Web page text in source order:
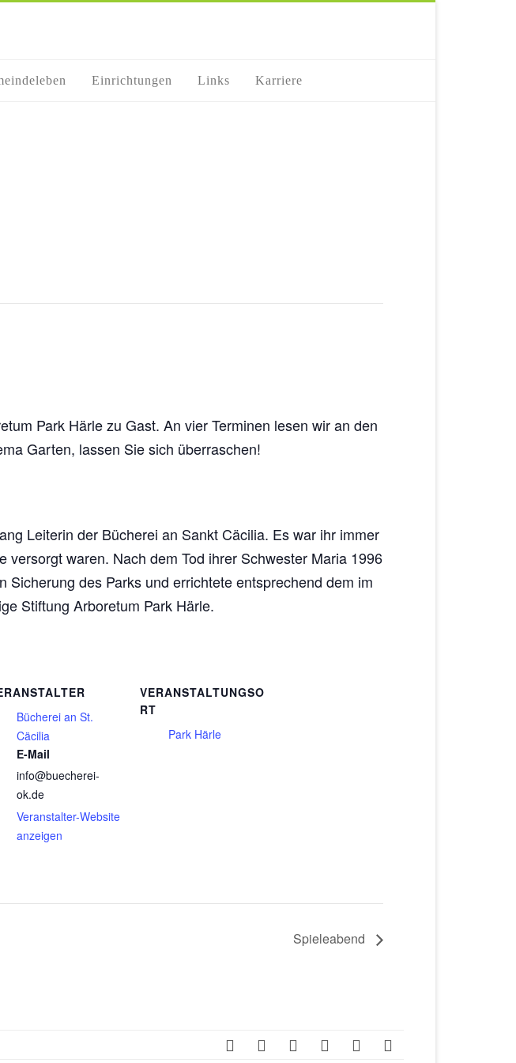
Einrichtungen Links Karriere
Park Härle zu Gast. An vier Terminen lesen wir an den
Garten, lassen Sie sich überraschen!
Leiterin der Bücherei an Sankt Cäcilia. Es war ihr immer
waren. Nach dem Tod ihrer Schwester Maria 1996
des Parks und errichtete entsprechend dem im
Stiftung Arboretum Park Härle.
Bücherei an St.
Cäcilia
E-Mail
info@buecherei-
ok.de
Veranstalter-Website
anzeigen
VERANSTALTUNGSO
RT
Park Härle
Spieleabend